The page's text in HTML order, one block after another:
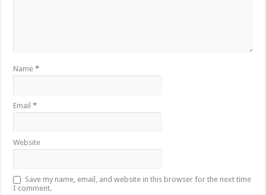
Name*
Email*
Website
Save my name, email, and website in this browser for the next time
I comment.